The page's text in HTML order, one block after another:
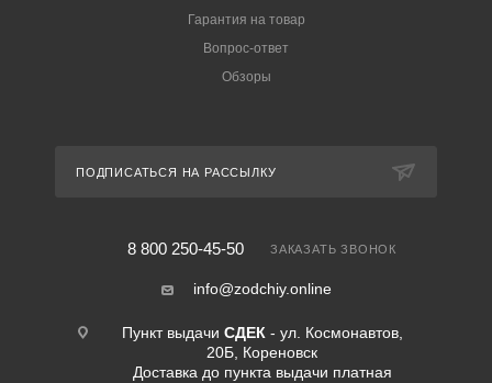
Гарантия на товар
Вопрос-ответ
Обзоры
ПОДПИСАТЬСЯ НА РАССЫЛКУ
8 800 250-45-50 ЗАКАЗАТЬ ЗВОНОК
info@zodchiy.online
Пункт выдачи СДЕК - ул. Космонавтов,
20Б, Кореновск
Доставка до пункта выдачи платная